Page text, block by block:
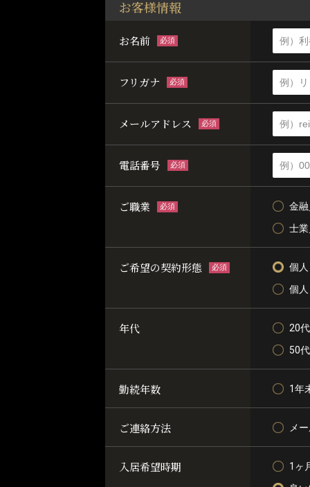
お客様情報
お名前 必須
フリガナ 必須
メールアドレス 必須
電話番号 必須
ご職業 必須
金
士
ご希望の契約形態 必須
個
個
年代
20代
50
勤続年数 1年
ご連絡方法 メ
入居希望時期
1ヶ